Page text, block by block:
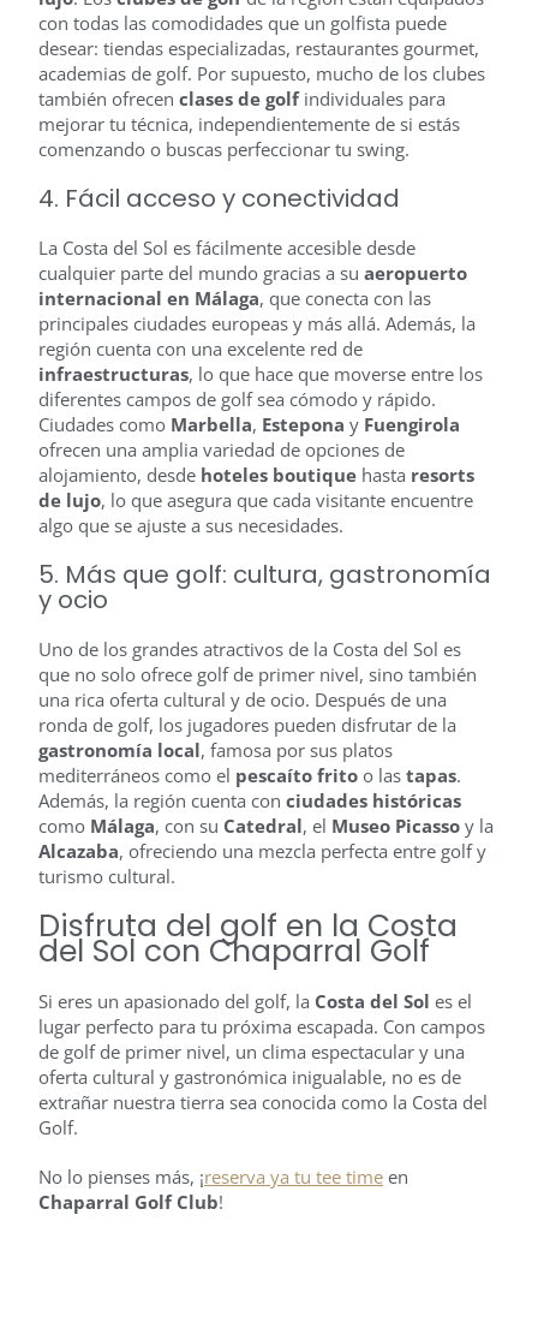
con todas las comodidades que un golfista puede
desear: tiendas especializadas, restaurantes gourmet,
academias de golf. Por supuesto, mucho de los clubes
también ofrecen clases de golfindividuales para
mejorar tu técnica, independientemente de si estás
comenzando o buscas perfeccionar tu swing.
4. Fácil acceso y conectividad
La Costa del Sol es fácilmente accesible desde
cualquier parte del mundo gracias a su aeropuerto
internacional en Málaga, que conecta con las
principales ciudades europeas y más allá. Además, la
región cuenta con una excelente red de
infraestructuras, lo que hace que moverse entre los
diferentes campos de golf sea cómodo y rápido.
Ciudades como Marbella, Estepona y Fuengirola
ofrecen una amplia variedad de opciones de
alojamiento, desde hoteles boutique hasta resorts
de lujo, lo que asegura que cada visitante encuentre
algo que se ajuste a sus necesidades.
5. Más que golf: cultura, gastronomía
y ocio
Uno de los grandes atractivos de la Costa del Sol es
que no solo ofrece golf de primer nivel, sino también
una rica oferta cultural y de ocio. Después de una
ronda de golf, los jugadores pueden disfrutar de la
gastronomía local, famosa por sus platos
mediterráneos como el pescaíto frito o las tapas.
Además, la región cuenta con ciudades históricas
como Málaga, con su Catedral, el Museo Picasso y la
Alcazaba, ofreciendo una mezcla perfecta entre golf y
turismo cultural.
Disfruta del golf en la Costa
del Sol con Chaparral Golf
Si eres un apasionado del golf, la Costa del Sol es el
lugar perfecto para tu próxima escapada. Con campos
de golf de primer nivel, un clima espectacular y una
oferta cultural y gastronómica inigualable, no es de
extrañar nuestra tierra sea conocida como la Costa del
Golf.
No lo pienses más, ¡reserva ya tu tee time en
Chaparral Golf Club!